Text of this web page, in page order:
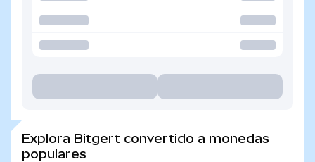
Explora Bitgert convertido a monedas
populares